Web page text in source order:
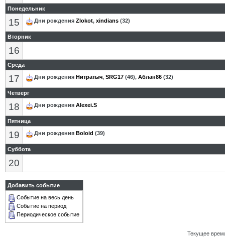
Понедельник
15 Дни рождения Zlokot, xindians (32)
Вторник
16
Среда
17 Дни рождения Нитратыч, SRG17 (46), Аблан86 (32)
Четверг
18 Дни рождения Alexei.S
Пятница
19 Дни рождения Boloid (39)
Суббота
20
Добавить событие
Событие на весь день
Событие на период
Периодическое событие
Текущее